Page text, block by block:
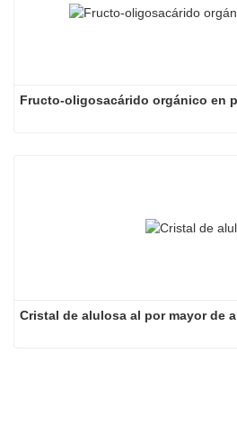
Fructo-oligosacárido orgánico en
Cristal de alulosa al por mayor de